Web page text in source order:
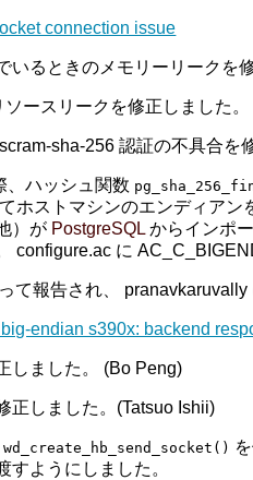
connection issue
いるときのメモリーリークを
ースリークを修正しました。
sha-256 認証の不具合を
、ハッシュ関数
ホストマシンのエンディア
）が PostgreSQLからインポ
configure.ac に
て報告され、 pranavkaruvally
endian s390x: backend
しました。 (Bo Peng)
正しました。(Tatsuo Ishii)
wd_create_hb_send_socket()
すようにしました。